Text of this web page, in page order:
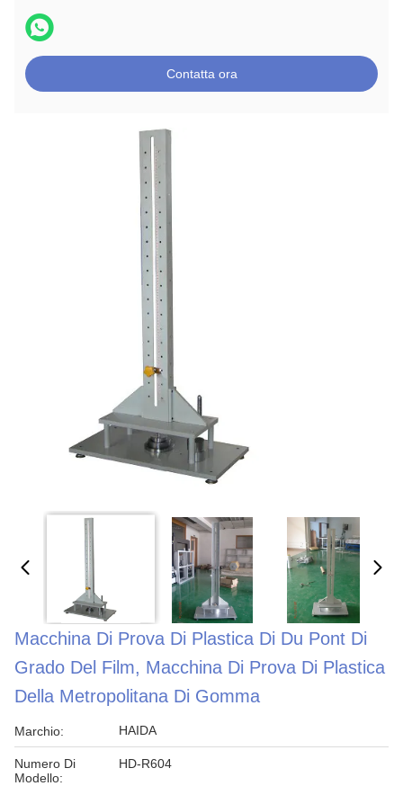
Contatta ora
Macchina Di Prova Di Plastica Di Du Pont Di
Grado Del Film, Macchina Di Prova Di Plastica
Della Metropolitana Di Gomma
Marchio: HAIDA
Numero Di
Modello:
HD-R604